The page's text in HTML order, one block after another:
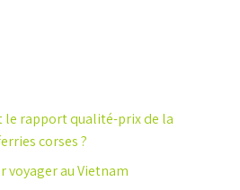
le rapport qualité-prix de la
corses ?
voyager au Vietnam